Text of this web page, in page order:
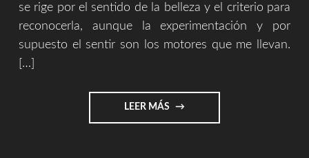
se rige por el sentido de la belleza y el criterio para
reconocerla, aunque la experimentación y por
supuesto el sentir son los motores que me llevan.
[…]
LEER MÁS "SOBRE
LA